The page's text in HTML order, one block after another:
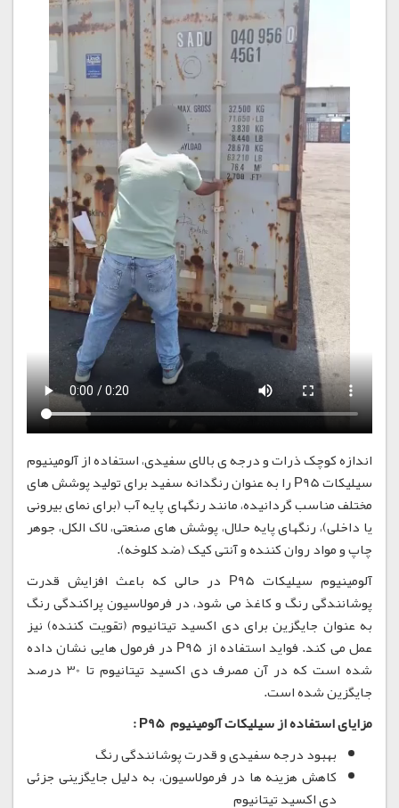
اندازه کوچک ذرات و درجه ی بالای سفیدی، استفاده از آلومینیوم
سیلیکات P95 را به عنوان رنگدانه سفید برای تولید پوشش های
مختلف مناسب گردانیده، مانند رنگهای پایه آب (برای نمای بیرونی
یا داخلی)، رنگهای پایه حلال، پوشش های صنعتی، لاک الکل، جوهر
چاپ و مواد روان کننده و آنتی کیک (ضد کلوخه).
آلومینیوم سیلیکات P95 در حالی که باعث افزایش قدرت
پوشانندگی رنگ و کاغذ می شود، در فرمولاسیون پراکندگی رنگ
به عنوان جایگزین برای دی اکسید تیتانیوم (تقویت کننده) نیز
عمل می کند. فواید استفاده از P95 در فرمول هایی نشان داده
شده است که در آن مصرف دی اکسید تیتانیوم تا 30 درصد
جایگزین شده است.
مزایای استفاده از سیلیکات آلومینیوم P95 :
بهبود درجه سفیدی و قدرت پوشانندگی رنگ
کاهش هزینه ها در فرمولاسیون، به دلیل جایگزینی جزئی
دی اکسید تیتانیوم